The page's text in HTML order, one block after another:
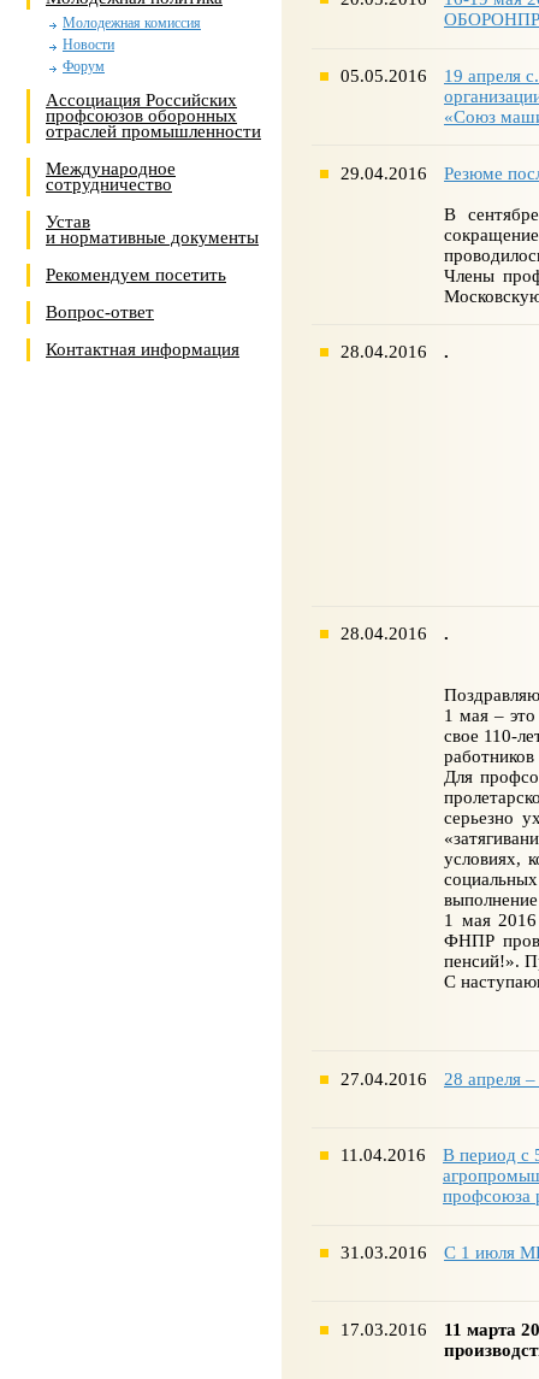
Молодежная комиссия
Новости
Форум
Ассоциация Российских
профсоюзов оборонных
отраслей промышленности
Международное
сотрудничество
Устав
и нормативные документы
Рекомендуем посетить
Вопрос-ответ
Контактная информация
05.05.2016
19 апреля
«Союз
29.04.2016 Резюме
В
Члены
28.04.2016 .
28.04.2016 .
1 мая –
свое 110-
Для
серьезно
условиях,
1 мая
ФНПР
пенсий!».
С
27.04.2016 28 апреля
11.04.2016
В период с
профсоюза
31.03.2016 С 1 июля
17.03.2016
11 марта